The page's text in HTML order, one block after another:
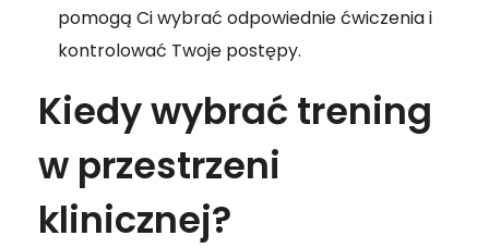
pomogą Ci wybrać odpowiednie ćwiczenia i
kontrolować Twoje postępy.
Kiedy wybrać trening
w przestrzeni
klinicznej?